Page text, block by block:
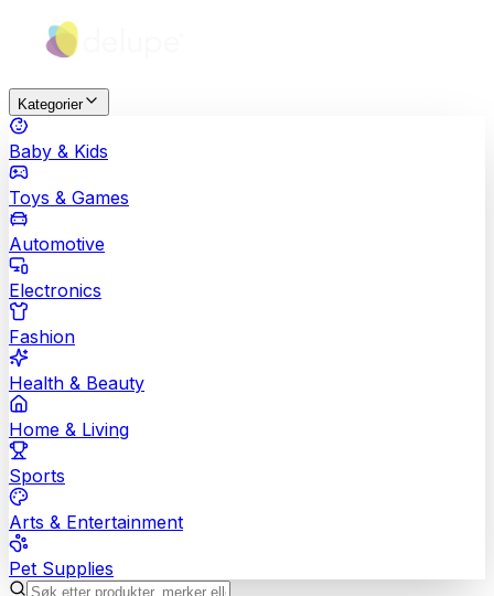
Kategorier
Baby & Kids
Toys & Games
Automotive
Electronics
Fashion
Health & Beauty
Home & Living
Sports
Arts & Entertainment
Pet Supplies